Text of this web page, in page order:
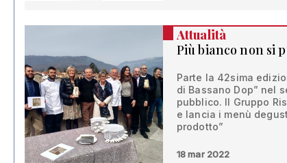
Attualità
Più bianco non si
Parte la 42sima
di Bassano Dop” nel
pubblico. Il Gruppo
e lancia i menù
prodotto”
18 mar 2022